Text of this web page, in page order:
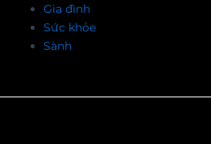
Gia đình
Sức khỏe
Sành